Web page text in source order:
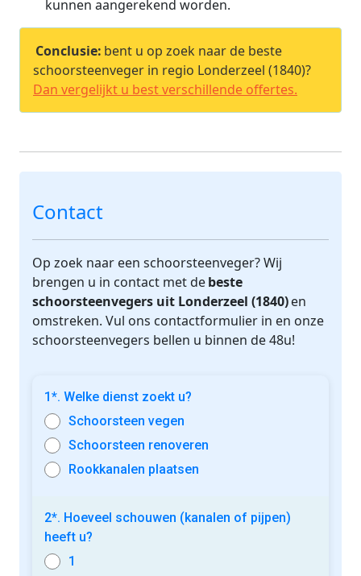
kunnen aangerekend worden.
Conclusie: bent u op zoek naar de beste
schoorsteenveger in regio Londerzeel (1840)?
Dan vergelijkt u best verschillende offertes.
Contact
Op zoek naar een schoorsteenveger? Wij
brengen u in contact met debeste
schoorsteenvegers uit Londerzeel (1840)en
omstreken. Vul ons contactformulier in en onze
schoorsteenvegers bellen u binnen de 48u!
1*. Welke dienst zoekt u?
Schoorsteen vegen
Schoorsteen renoveren
Rookkanalen plaatsen
2*. Hoeveel schouwen (kanalen of pijpen)
heeft u?
1